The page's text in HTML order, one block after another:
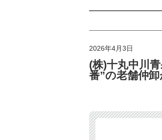
2026年4月3日
(株)十丸中川
番”の老舗仲